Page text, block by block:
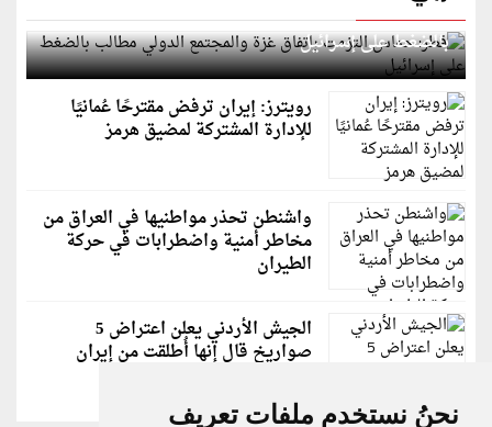
نحنُ نستخدم ملفات تعريف
قطر: حماس التزمت باتفاق غزة والمجتمع الدولي مطالب
بالضغط على إسرائيل
رويترز: إيران ترفض مقترحًا عُمانيًا
للإدارة المشتركة لمضيق هرمز
واشنطن تحذر مواطنيها في العراق من
مخاطر أمنية واضطرابات في حركة
الطيران
الجيش الأردني يعلن اعتراض 5
صواريخ قال إنها أُطلقت من إيران